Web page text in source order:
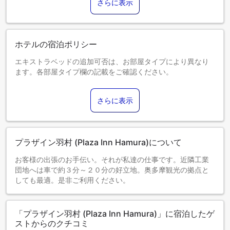
さらに表示
ホテルの宿泊ポリシー
エキストラベッドの追加可否は、お部屋タイプにより異なり
ます。各部屋タイプ欄の記載をご確認ください。
さらに表示
プラザイン羽村 (Plaza Inn Hamura)について
お客様の出張のお手伝い。それが私達の仕事です。近隣工業
団地へは車で約３分～２０分の好立地。奥多摩観光の拠点と
しても最適。是非ご利用ください。
「プラザイン羽村 (Plaza Inn Hamura)」に宿泊したゲ
ストからのクチコミ